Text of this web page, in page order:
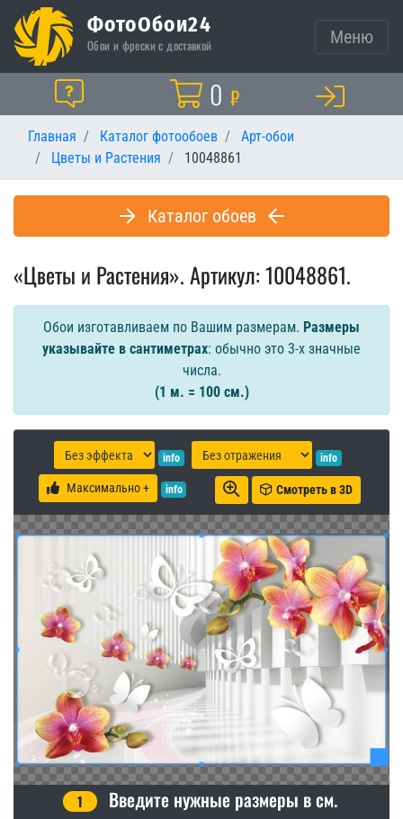
ФотоОбои24
Обои и фрески с доставкой Меню
Помощь Корзина
0 ₽
Главная Каталог фотообоев
Арт-обои
Цветы и Растения
10048861
Каталог обоев
«Цветы и Растения». Артикул: 10048861.
Обои изготавливаем по Вашим размерам. Размеры
указывайте в сантиметрах: обычно это 3-х значные
числа.
(1 м. = 100 см.)
info info
Максимально + info Смотреть в 3D
1 Введите нужные размеры в см.